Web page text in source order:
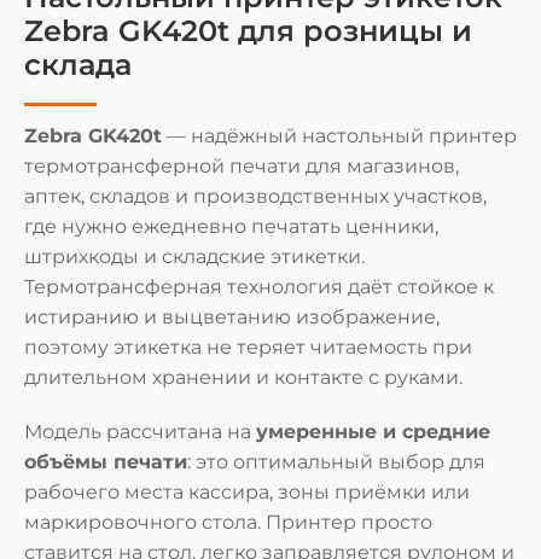
Zebra GK420t для розницы и
склада
Zebra GK420t — надёжный настольный принтер
термотрансферной печати для магазинов,
аптек, складов и производственных участков,
где нужно ежедневно печатать ценники,
штрихкоды и складские этикетки.
Термотрансферная технология даёт стойкое к
истиранию и выцветанию изображение,
поэтому этикетка не теряет читаемость при
длительном хранении и контакте с руками.
Модель рассчитана на умеренные и средние
объёмы печати: это оптимальный выбор для
рабочего места кассира, зоны приёмки или
маркировочного стола. Принтер просто
ставится на стол, легко заправляется рулоном и